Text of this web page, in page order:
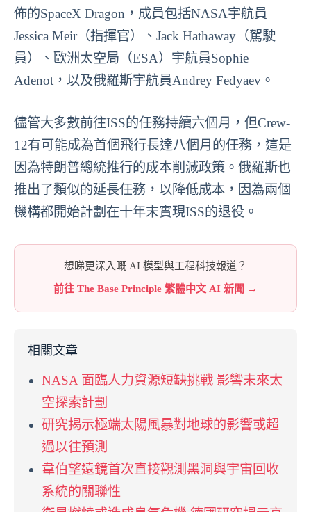
佈的SpaceX Dragon，成員包括NASA宇航員
Jessica Meir（指揮官）、Jack Hathaway（駕駛
員）、歐洲太空局（ESA）宇航員Sophie
Adenot，以及俄羅斯宇航員Andrey Fedyaev。
儘管大多數前往ISS的任務持續六個月，但Crew-
12有可能成為首個飛行長達八個月的任務，這是
因為特朗普總統推行的成本削減政策。俄羅斯也
推出了類似的延長任務，以降低成本，因為兩個
機構都開始計劃在十年末實現ISS的退役。
想睇更深入嘅 AI 模型與工程科技報道？
前往 The Base Principle 繁體中文 AI 新聞 →
相關文章
NASA 面臨人力資源短缺挑戰 影響未來太
空探索計劃
研究揭示極端太陽風暴對地球的影響或超
過以往預測
韋伯望遠鏡首次直接觀測黑洞與宇宙回收
系統的關聯性